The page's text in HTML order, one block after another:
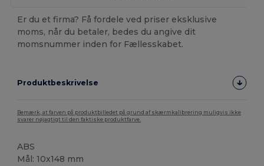
Er du et firma? Få fordele ved priser eksklusive
moms, når du betaler, bedes du angive dit
momsnummer inden for Fællesskabet.
Produktbeskrivelse
Bemærk, at farven på produktbilledet på grund af skærmkalibrering muligvis ikke
svarer nøjagtigt til den faktiske produktfarve.
ABS
Mål: 10x148 mm